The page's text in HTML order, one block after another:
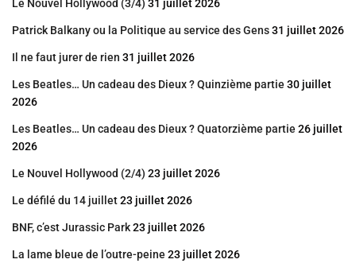
Le Nouvel Hollywood (3/4) 31 juillet 2026
Patrick Balkany ou la Politique au service des Gens31 juillet 2026
Il ne faut jurer de rien 31 juillet 2026
Les Beatles… Un cadeau des Dieux ? Quinzième partie 30 juillet
2026
Les Beatles… Un cadeau des Dieux ? Quatorzième partie 26 juillet
2026
Le Nouvel Hollywood (2/4) 23 juillet 2026
Le défilé du 14 juillet23 juillet 2026
BNF, c’est Jurassic Park23 juillet 2026
La lame bleue de l’outre-peine 23 juillet 2026